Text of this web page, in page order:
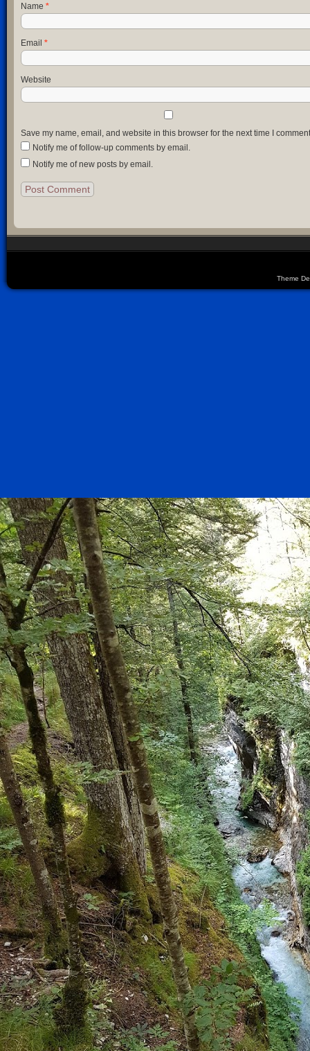
Name *
Email *
Website
Save my name, email, and website in this browser for the next time I
Notify me of follow-up comments by email.
Notify me of new posts by email.
Theme